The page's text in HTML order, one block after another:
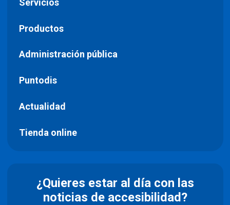
Servicios
Productos
Administración pública
Puntodis
Actualidad
Tienda online
¿Quieres estar al día con las
noticias de accesibilidad?